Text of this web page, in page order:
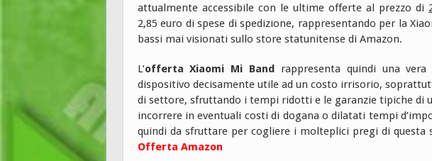
attualmente accessibile con le ultime offerte al prezzo di
2,85 euro di spese di spedizione, rappresentando per la
bassi mai visionati sullo store statunitense di Amazon.
L’offerta Xiaomi Mi Band rappresenta quindi una
dispositivo decisamente utile ad un costo irrisorio,
di settore, sfruttando i tempi ridotti e le garanzie tipiche di
incorrere in eventuali costi di dogana o dilatati tempi
quindi da sfruttare per cogliere i molteplici pregi di questa
Offerta Amazon